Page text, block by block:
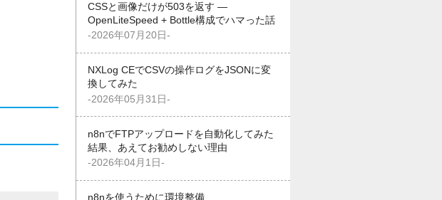
CSSと画像だけが503を返す —
OpenLiteSpeed + Bottle構成でハマった話
-2026年07月20日-
NXLog CEでCSVの操作ログをJSONに変
換してみた
-2026年05月31日-
n8nでFTPアップロードを自動化してみた
結果、あえてお勧めしない理由
-2026年04月1日-
n8nを使うために環境整備